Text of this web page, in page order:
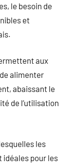
le besoin de
et
aux
alimenter
abaissant le
de l’utilisation
les
idéales pour les